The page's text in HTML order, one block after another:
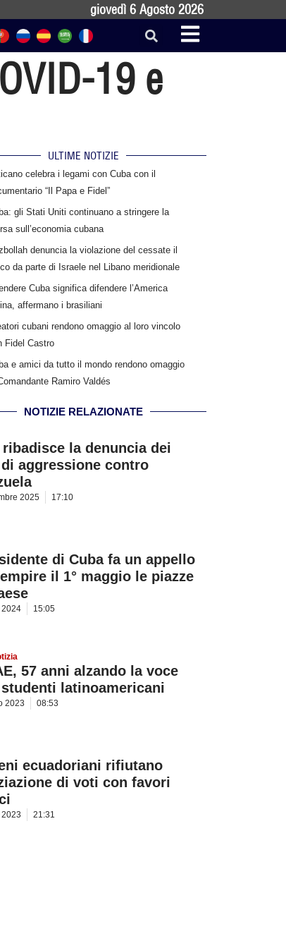
giovedì 6 Agosto 2026
19 e
ULTIME NOTIZIE
celebra i legami con Cuba con il
“Il Papa e Fidel”
gli Stati Uniti continuano a stringere la
sull’economia cubana
denuncia la violazione del cessate il
da parte di Israele nel Libano meridionale
Cuba significa difendere l’America
affermano i brasiliani
cubani rendono omaggio al loro vincolo
Fidel Castro
e amici da tutto il mondo rendono omaggio
Ramiro Valdés
NOTIZIE RELAZIONATE
ribadisce la denuncia dei
aggressione contro
2025 17:10
di Cuba fa un appello
il 1° maggio le piazze
2024 15:05
57 anni alzando la voce
latinoamericani
2023 08:53
ecuadoriani rifiutano
di voti con favori
21:31